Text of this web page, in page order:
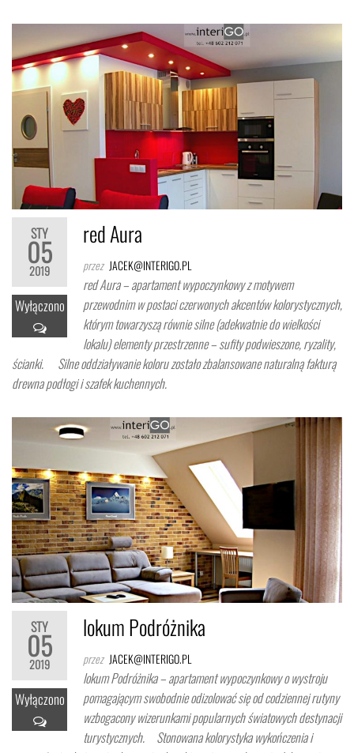
STY
05
2019
Wyłączono
red Aura
przez JACEK@INTERIGO.PL
red Aura – apartament wypoczynkowy z motywem
przewodnim w postaci czerwonych akcentów kolorystycznych,
którym towarzyszą równie silne (adekwatnie do wielkości
lokalu) elementy przestrzenne – sufity podwieszone, ryzality,
ścianki. Silne oddziaływanie koloru zostało zbalansowane naturalną fakturą
drewna podłogi i szafek kuchennych.
STY
05
2019
Wyłączono
lokum Podróżnika
przez JACEK@INTERIGO.PL
lokum Podróżnika – apartament wypoczynkowy o wystroju
pomagającym swobodnie odizolować się od codziennej rutyny
wzbogacony wizerunkami popularnych światowych destynacji
turystycznych. Stonowana kolorystyka wykończenia i